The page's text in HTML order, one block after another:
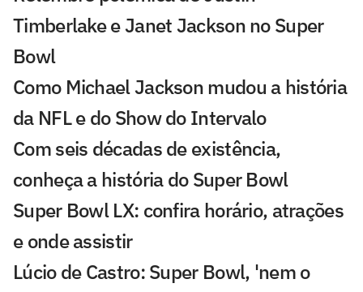
Timberlake e Janet Jackson no Super
Bowl
Como Michael Jackson mudou a história
da NFL e do Show do Intervalo
Com seis décadas de existência,
conheça a história do Super Bowl
Super Bowl LX: confira horário, atrações
e onde assistir
Lúcio de Castro: Super Bowl, 'nem o